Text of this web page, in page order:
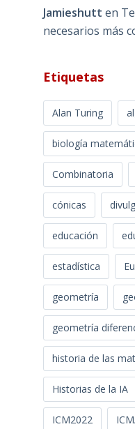
Jamieshutt en
necesarios más
Etiquetas
Alan Turing
biología
Combinatoria
cónicas
educación
estadística
geometría
geometría
historia de las
Historias de la IA
ICM2022